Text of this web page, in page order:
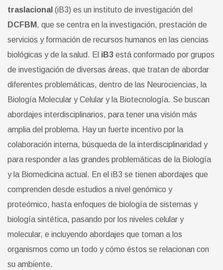
traslacional (iB3) es un instituto de investigación del
DCFBM , que se centra en la investigación, prestación de
servicios y formación de recursos humanos en las ciencias
biológicas y de la salud. El iB3 está conformado por grupos
de investigación de diversas áreas, que tratan de abordar
diferentes problemáticas, dentro de las Neurociencias, la
Biología Molecular y Celular y la Biotecnología. Se buscan
abordajes interdisciplinarios, para tener una visión más
amplia del problema. Hay un fuerte incentivo por la
colaboración interna, búsqueda de la interdisciplinaridad y
para responder a las grandes problemáticas de la Biología
y la Biomedicina actual. En el iB3 se tienen abordajes que
comprenden desde estudios a nivel genómico y
proteómico, hasta enfoques de biología de sistemas y
biología sintética, pasando por los niveles celular y
molecular, e incluyendo abordajes que toman a los
organismos como un todo y cómo éstos se relacionan con
su ambiente.